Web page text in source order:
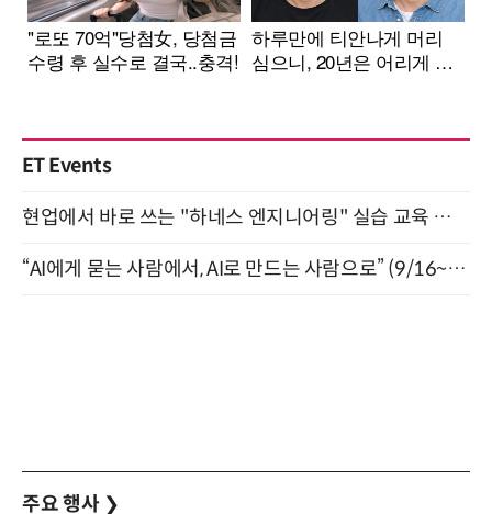
ET Events
현업에서 바로 쓰는 "하네스 엔지니어링" 실습 교육 워크숍 8월 20일 개최
“AI에게 묻는 사람에서, AI로 만드는 사람으로” (9/16~17)
주요 행사 ❯